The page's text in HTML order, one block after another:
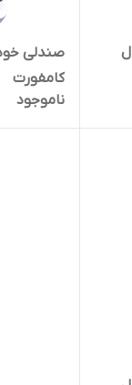
صندلی
کامفورت
ناموجود